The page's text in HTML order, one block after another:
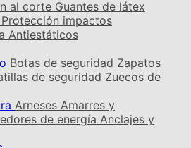
al corte Guantes de látex
Protección impactos
Antiestáticos
Botas de seguridad Zapatos
de seguridad Zuecos de
Arneses Amarres y
de energía Anclajes y